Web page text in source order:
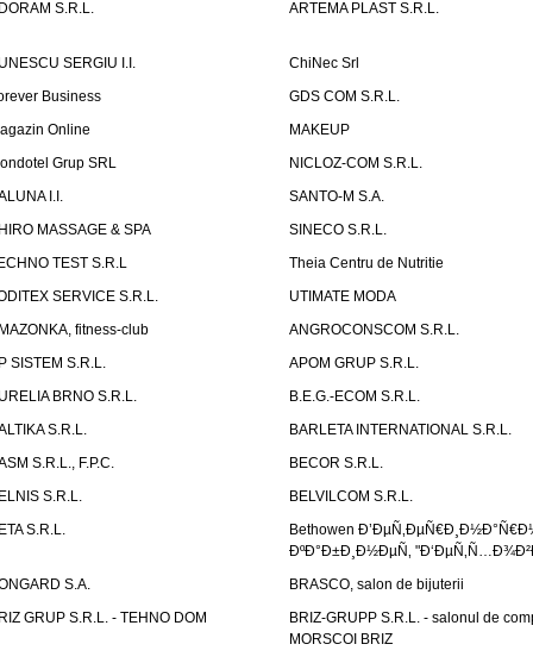
S.R.L.
ARTEMA PLAST S.R.L.
SERGIU I.I.
ChiNec Srl
Business
GDS COM S.R.L.
Online
MAKEUP
Grup SRL
NICLOZ-COM S.R.L.
I.I.
SANTO-M S.A.
MASSAGE & SPA
SINECO S.R.L.
TEST S.R.L
Theia Centru de Nutritie
SERVICE S.R.L.
UTIMATE MODA
fitness-club
ANGROCONSCOM S.R.L.
SISTEM S.R.L.
APOM GRUP S.R.L.
BRNO S.R.L.
B.E.G.-ECOM S.R.L.
S.R.L.
BARLETA INTERNATIONAL S.R.L.
S.R.L., F.P.C.
BECOR S.R.L.
S.R.L.
BELVILCOM S.R.L.
S.R.L.
Bethowen
ÐºÐ°Ð±Ð¸Ð½ÐµÑ‚
S.A.
BRASCO, salon de bijuterii
GRUP S.R.L. - TEHNO DOM
BRIZ-GRUPP S.R.L. - salonul de
MORSCOI BRIZ